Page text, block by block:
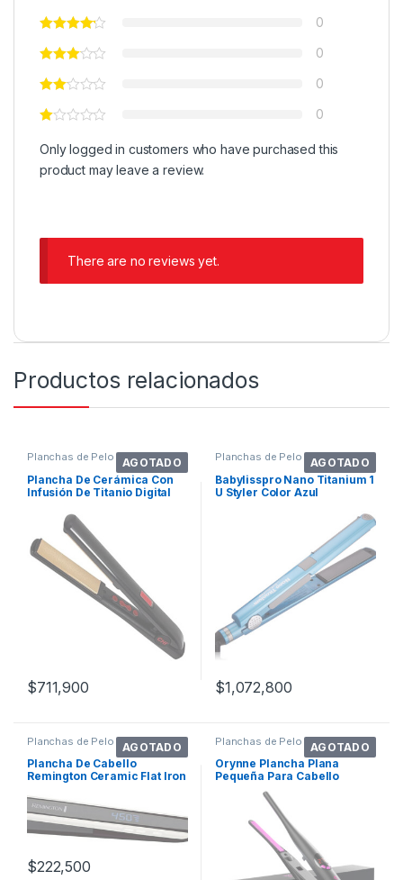
0
0
0
0
Only logged in customers who have purchased this
product may leave a review.
There are no reviews yet.
Productos relacionados
AGOTADO
Planchas de Pelo
Plancha De Cerámica Con
Infusión De Titanio Digital
$711,900
AGOTADO
Planchas de Pelo
Babylisspro Nano Titanium 1
U Styler Color Azul
$1,072,800
AGOTADO
Planchas de Pelo
Plancha De Cabello
Remington Ceramic Flat Iron
120v
$222,500
AGOTADO
Planchas de Pelo
Orynne Plancha Plana
Pequeña Para Cabello
Corto, Plancha P. Color